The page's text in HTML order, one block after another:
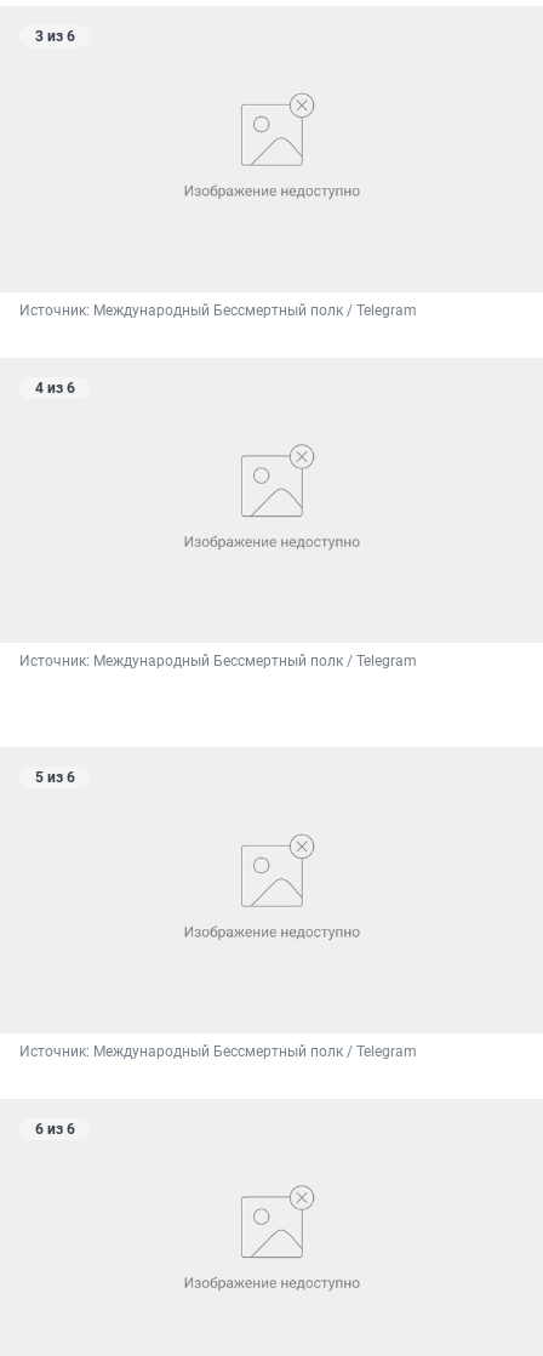
3 из 6
Источник: Международный Бессмертный полк / Telegram
4 из 6
Источник: Международный Бессмертный полк / Telegram
5 из 6
Источник: Международный Бессмертный полк / Telegram
6 из 6